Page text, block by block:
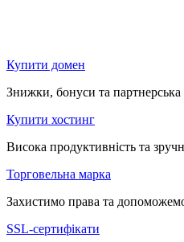
Купити домен
Знижки, бонуси та партнерська
Купити хостинг
Висока продуктивність та
Торговельна марка
Захистимо права та
SSL-сертифікати